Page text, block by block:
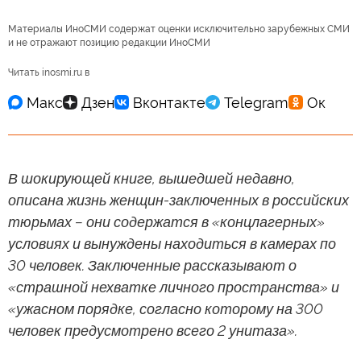
Материалы ИноСМИ содержат оценки исключительно зарубежных СМИ
и не отражают позицию редакции ИноСМИ
Читать inosmi.ru в
В шокирующей книге, вышедшей недавно,
описана жизнь женщин-заключенных в российских
тюрьмах – они содержатся в «концлагерных»
условиях и вынуждены находиться в камерах по
30 человек. Заключенные рассказывают о
«страшной нехватке личного пространства» и
«ужасном порядке, согласно которому на 300
человек предусмотрено всего 2 унитаза».